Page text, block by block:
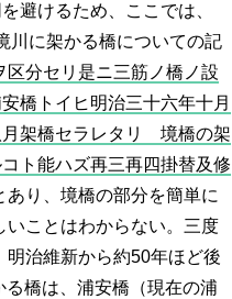
避けるため、ここでは、
川に架かる橋についての記
分セリ是ニ三筋ノ橋ノ設
橋トイヒ明治三十六年十月
月架橋セラレタリ 境橋の架
ト能ハズ再三再四掛替及修
あり、境橋の部分を簡単に
いことはわからない。三度
明治維新から約50年ほど後
橋は、浦安橋（現在の浦